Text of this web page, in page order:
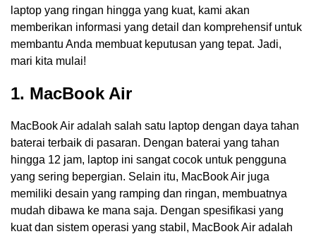
laptop yang ringan hingga yang kuat, kami akan
memberikan informasi yang detail dan komprehensif untuk
membantu Anda membuat keputusan yang tepat. Jadi,
mari kita mulai!
1. MacBook Air
MacBook Air adalah salah satu laptop dengan daya tahan
baterai terbaik di pasaran. Dengan baterai yang tahan
hingga 12 jam, laptop ini sangat cocok untuk pengguna
yang sering bepergian. Selain itu, MacBook Air juga
memiliki desain yang ramping dan ringan, membuatnya
mudah dibawa ke mana saja. Dengan spesifikasi yang
kuat dan sistem operasi yang stabil, MacBook Air adalah